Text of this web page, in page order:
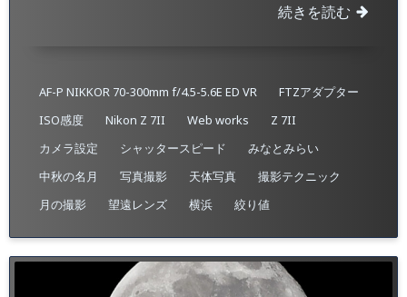
続きを読む
AF-P NIKKOR 70-300mm f/4.5-5.6E ED VR
FTZアダプター
ISO感度
Nikon Z 7II Web works
Z 7II
カメラ設定
シャッタースピード
みなとみらい
中秋の名月
写真撮影 天体写真
撮影テクニック
月の撮影
望遠レンズ 横浜 絞り値